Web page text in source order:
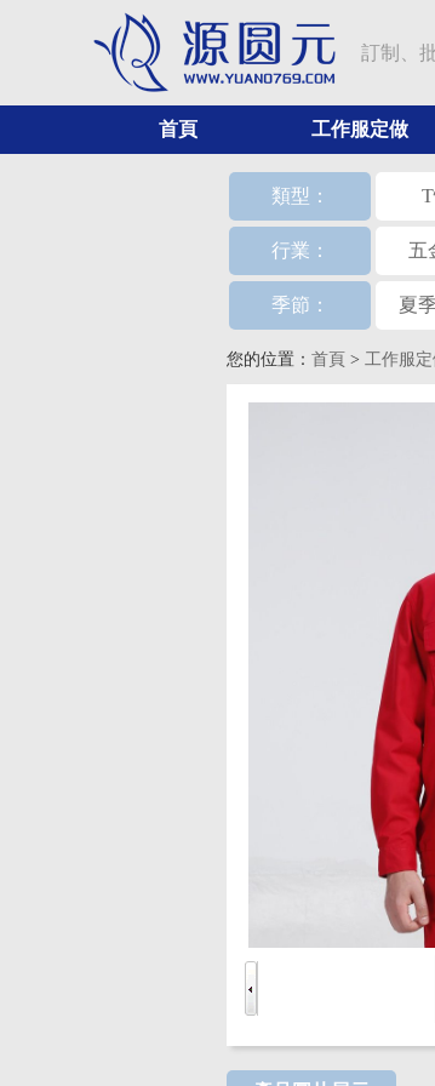
訂制、
首頁 工作服定做
類型：
行業： 五
季節： 夏
您的位置： 首頁 > 工作服